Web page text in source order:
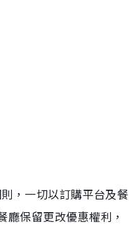
，一切以訂購平台及餐
保留更改優惠權利，